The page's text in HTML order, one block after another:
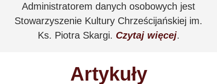
Administratorem danych osobowych jest
Stowarzyszenie Kultury Chrześcijańskiej im.
Ks. Piotra Skargi. Czytaj więcej.
Artykuły